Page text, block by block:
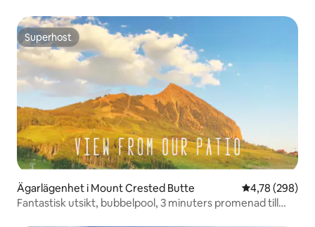
Superhost
Superhost
Ägarlägenhet i Mount Crested Butte 4,78 av 5 i
4,78 (298)
Fantastisk utsikt, bubbelpool, 3 minuters promenad till